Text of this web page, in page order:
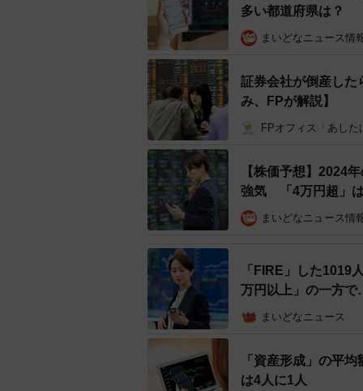
現金・預貯金や株式・債券・投資信託・貯
続けて、「現金・預貯金や株式・債
保有していますか」と尋ねたところ
割合は、株式投資に取り組んでいな
いる人では8.5％と3倍以上の差が見
「1000万円以上」で見ても、株式投
資に取り組んでいる人では45.3％と
また、株式投資に取り組んでいな
式投資に取り組んでいる人では39.1
多い都道府県は？
まいどなニュース情
証券会社が倒産した
み、FPが解説】
FPオフィス「あした
【株価予想】2024
強気 「4万円超」
まいどなニュース情
「FIRE」した
万円以上」の一方
まいどなニュース
「資産形成」の平
は4人に1人